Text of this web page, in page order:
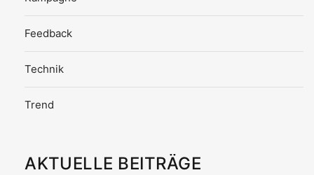
Feedback
Technik
Trend
AKTUELLE BEITRÄGE